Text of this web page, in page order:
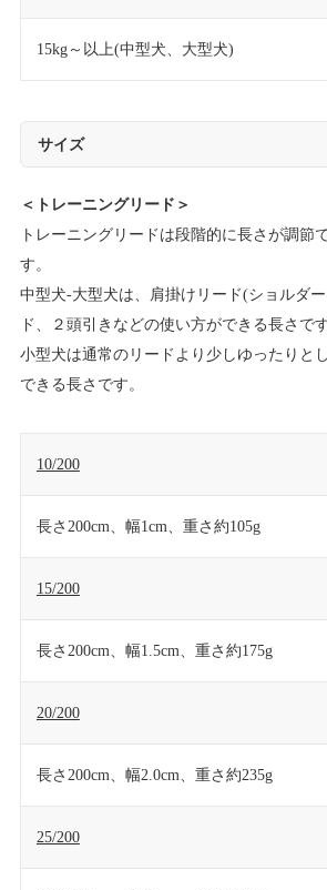
15kg～以上(中型犬、大型犬)
サイズ
＜トレーニングリード＞
トレーニングリードは段階的に長さが調節
す。
中型犬-大型犬は、肩掛けリード(ショルダ
ド、２頭引きなどの使い方ができる長さです
小型犬は通常のリードより少しゆったりと
できる長さです。
10/200
長さ200cm、幅1cm、重さ約105g
15/200
長さ200cm、幅1.5cm、重さ約175g
20/200
長さ200cm、幅2.0cm、重さ約235g
25/200